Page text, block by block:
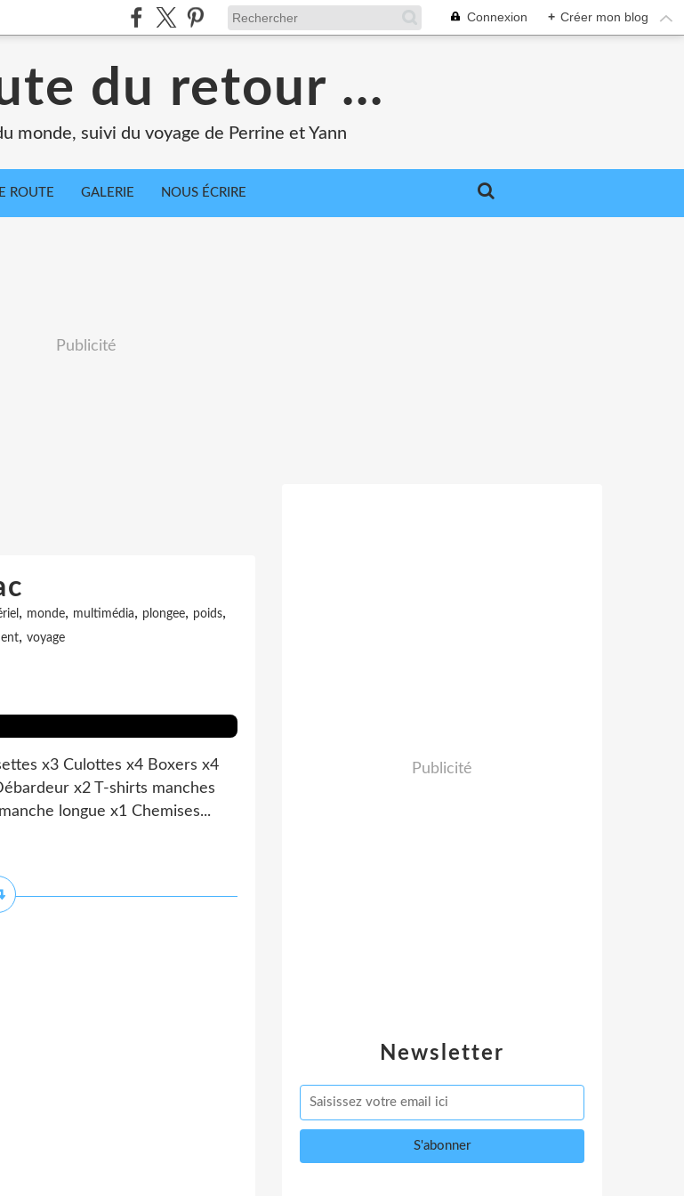
Connexion + Créer mon blog
du retour ...
monde, suivi du voyage de Perrine et Yann
ROUTE GALERIE NOUS ÉCRIRE
Publicité
, monde, multimédia, plongee, poids,
, voyage
x3 Culottes x4 Boxers x4
x2 T-shirts manches
longue x1 Chemises...
Newsletter
Publicité